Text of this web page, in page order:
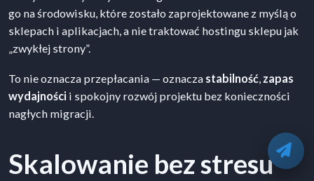
go na środowisku, które zostało zaprojektowane z myślą o
sklepach i aplikacjach, a nie traktować hostingu sklepu jak
„zwykłej strony”.
To nie oznacza przepłacania — oznacza stabilność, zapas
wydajności i spokojny rozwój projektu bez konieczności
nagłych migracji.
Skalowanie bez stresu